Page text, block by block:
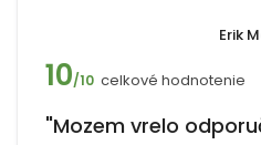
Erik
10/10 celkové hodnotenie
"Mozem vrelo